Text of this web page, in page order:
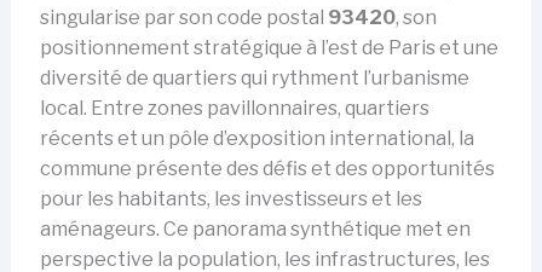
singularise par son code postal 93420, son
positionnement stratégique à l’est de Paris et une
diversité de quartiers qui rythment l’urbanisme
local. Entre zones pavillonnaires, quartiers
récents et un pôle d’exposition international, la
commune présente des défis et des opportunités
pour les habitants, les investisseurs et les
aménageurs. Ce panorama synthétique met en
perspective la population, les infrastructures, les